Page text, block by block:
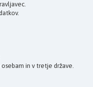
in v tretje države.